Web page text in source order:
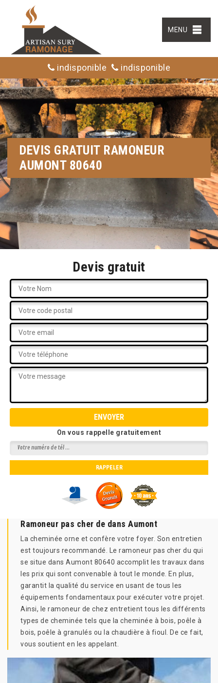
MENU
indisponible indisponible
DEVIS GRATUIT RAMONEUR
AUMONT 80640
Devis gratuit
On vous rappelle gratuitement
Ramoneur pas cher de dans Aumont
La cheminée orne et confère votre foyer. Son entretien
est toujours recommandé. Le ramoneur pas cher du qui
se situe dans Aumont 80640 accomplit les travaux dans
les prix qui sont convenable à tout le monde. En plus,
garantit la qualité du service en usant de tous les
équipements fondamentaux pour exécuter votre projet.
Ainsi, le ramoneur de chez entretient tous les différents
types de cheminée tels que la cheminée à bois, poêle à
bois, poêle à granulés ou la chaudière à fioul. De ce fait,
vous soutient en les appelant.